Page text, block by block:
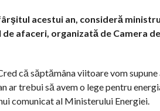
acestui an, consideră
afaceri, organizată de Camera
că săptămâna viitoare vom
ar trebui să avem o lege pentru
comunicat al Ministerului Energiei.